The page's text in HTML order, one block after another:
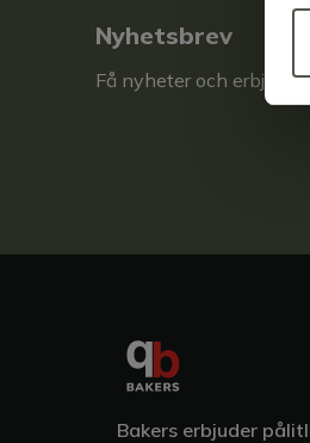
Nyhetsbrev
Få nyheter och
Bakers erbjuder